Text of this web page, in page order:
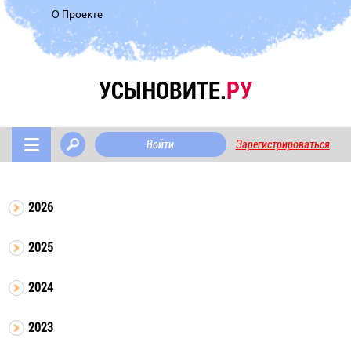
О Проекте
УСЫНОВИТЕ.РУ
Войти Зарегистрироваться
2026
2025
2024
2023